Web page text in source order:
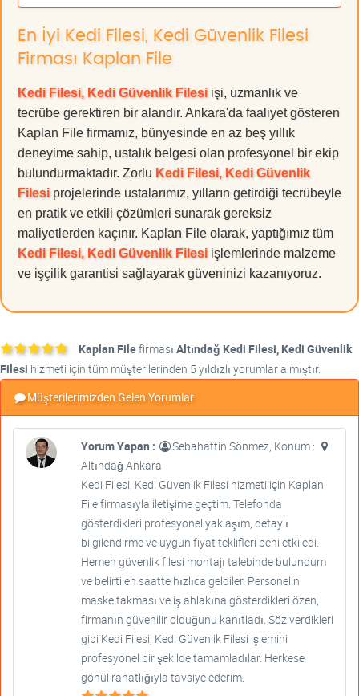
En İyi Kedi Filesi, Kedi Güvenlik Filesi
Firması Kaplan File
Kedi Filesi, Kedi Güvenlik Filesi işi, uzmanlık ve
tecrübe gerektiren bir alandır. Ankara'da faaliyet gösteren
Kaplan File firmamız, bünyesinde en az beş yıllık
deneyime sahip, ustalık belgesi olan profesyonel bir ekip
bulundurmaktadır. Zorlu Kedi Filesi, Kedi Güvenlik
Filesi projelerinde ustalarımız, yılların getirdiği tecrübeyle
en pratik ve etkili çözümleri sunarak gereksiz
maliyetlerden kaçınır. Kaplan File olarak, yaptığımız tüm
Kedi Filesi, Kedi Güvenlik Filesi işlemlerinde malzeme
ve işçilik garantisi sağlayarak güveninizi kazanıyoruz.
Kaplan Filefirması Altındağ Kedi Filesi, Kedi Güvenlik
Filesi hizmeti için tüm müşterilerinden 5 yıldızlı yorumlar almıştır.
Müşterilerimizden Gelen Yorumlar
Yorum Yapan :
Sebahattin Sönmez, Konum :
Altındağ Ankara
Kedi Filesi, Kedi Güvenlik Filesi hizmeti için Kaplan
File firmasıyla iletişime geçtim. Telefonda
gösterdikleri profesyonel yaklaşım, detaylı
bilgilendirme ve uygun fiyat teklifleri beni etkiledi.
Hemen güvenlik filesi montajı talebinde bulundum
ve belirtilen saatte hızlıca geldiler. Personelin
maske takması ve iş ahlakına gösterdikleri özen,
firmanın güvenilir olduğunu kanıtladı. Söz verdikleri
gibi Kedi Filesi, Kedi Güvenlik Filesi işlemini
profesyonel bir şekilde tamamladılar. Herkese
gönül rahatlığıyla tavsiye ederim.